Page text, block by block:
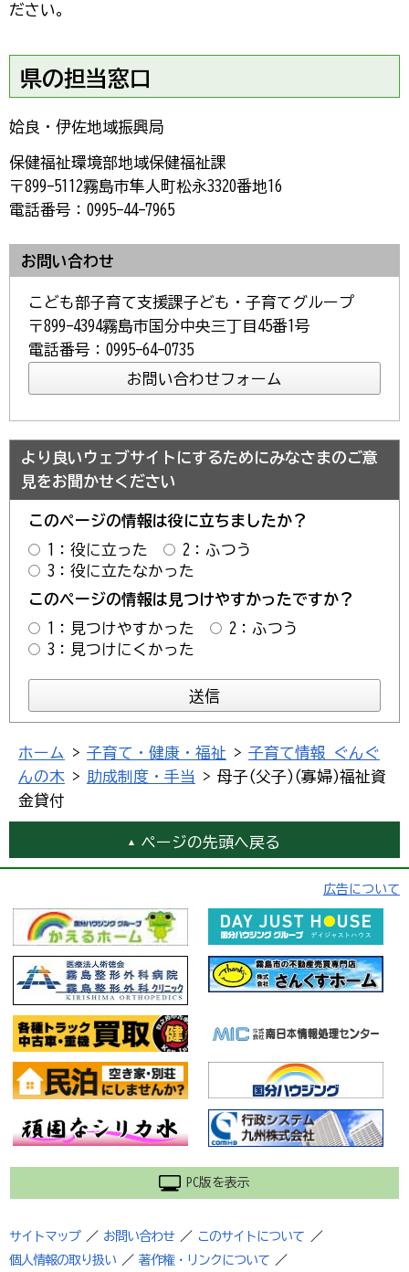
ださい。
県の担当窓口
姶良・伊佐地域振興局
保健福祉環境部地域保健福祉課
〒899-5112霧島市隼人町松永3320番地16
電話番号：0995-44-7965
お問い合わせ
こども部子育て支援課子ども・子育てグループ
〒899-4394霧島市国分中央三丁目45番1号
電話番号：0995-64-0735
より良いウェブサイトにするためにみなさまのご意
見をお聞かせください
このページの情報は役に立ちましたか？
1：役に立った
2：ふつう
3：役に立たなかった
このページの情報は見つけやすかったですか？
1：見つけやすかった
2：ふつう
3：見つけにくかった
ホーム > 子育て・健康・福祉 > 子育て情報 ぐんぐ
んの木 > 助成制度・手当
> 母子(父子)(寡婦)福祉資
金貸付
ページの先頭へ戻る
広告について
PC版を表示
サイトマップ ／ お問い合わせ ／ このサイトについて
／
個人情報の取り扱い ／ 著作権・リンクについて ／